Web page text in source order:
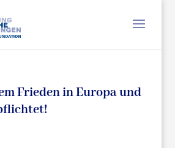
Frieden in Europa und